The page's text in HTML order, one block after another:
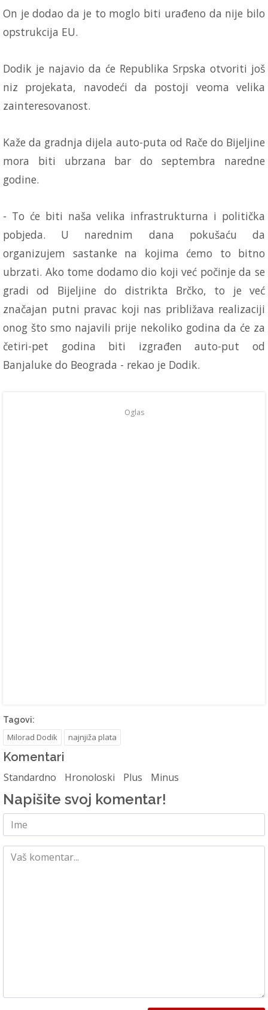
On je dodao da je to moglo biti urađeno da nije bilo
opstrukcija EU.
Dodik je najavio da će Republika Srpska otvoriti još
niz projekata, navodeći da postoji veoma velika
zainteresovanost.
Kaže da gradnja dijela auto-puta od Rače do Bijeljine
mora biti ubrzana bar do septembra naredne
godine.
- To će biti naša velika infrastrukturna i politička
pobjeda. U narednim dana pokušaću da
organizujem sastanke na kojima ćemo to bitno
ubrzati. Ako tome dodamo dio koji već počinje da se
gradi od Bijeljine do distrikta Brčko, to je već
značajan putni pravac koji nas približava realizaciji
onog što smo najavili prije nekoliko godina da će za
četiri-pet godina biti izgrađen auto-put od
Banjaluke do Beograda - rekao je Dodik.
Oglas
Tagovi:
Milorad Dodik najnjiža plata
Komentari
Standardno Hronoloski Plus Minus
Napišite svoj komentar!